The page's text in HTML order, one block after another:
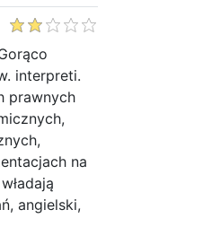
interpreti.
prawnych
na
angielski,